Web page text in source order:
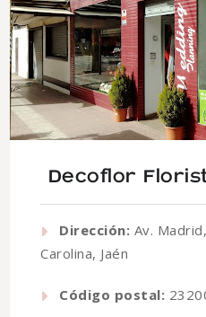
Decoflor
Dirección: Av.
Carolina, Jaén
Código postal: